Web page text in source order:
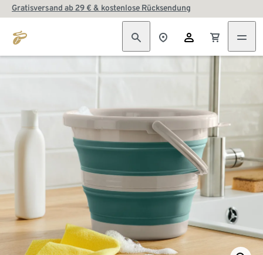
Gratisversand ab 29 € & kostenlose Rücksendung